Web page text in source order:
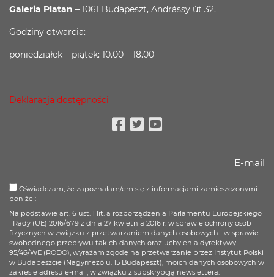
Galeria Platan – 1061 Budapeszt, Andrássy út 32.
Godziny otwarcia:
poniedziałek – piątek: 10.00 – 18.00
Deklaracja dostępności
Oświadczam, że zapoznałam/em się z informacjami zamieszczonymi
poniżej:
Na podstawie art. 6 ust. 1 lit. a rozporządzenia Parlamentu Europejskiego
i Rady (UE) 2016/679 z dnia 27 kwietnia 2016 r. w sprawie ochrony osób
fizycznych w związku z przetwarzaniem danych osobowych i w sprawie
swobodnego przepływu takich danych oraz uchylenia dyrektywy
95/46/WE (RODO), wyrażam zgodę na przetwarzanie przez Instytut Polski
w Budapeszcie (Nagymező u. 15 Budapeszt), moich danych osobowych w
zakresie adresu e-mail, w związku z subskrypcją newslettera.